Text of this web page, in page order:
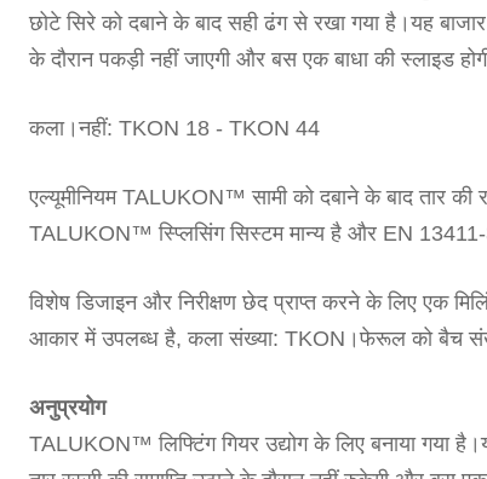
छोटे सिरे को दबाने के बाद सही ढंग से रखा गया है।यह
के दौरान पकड़ी नहीं जाएगी और बस एक बाधा की स्लाइड
कला।नहीं: TKON 18 - TKON 44
एल्यूमीनियम TALUKON™ सामी को दबाने के बाद तार
TALUKON™ स्प्लिसिंग सिस्टम मान्य है और EN
विशेष डिजाइन और निरीक्षण छेद प्राप्त करने के लिए एक
आकार में उपलब्ध है, कला संख्या: TKON।फेरूल को बैच
अनुप्रयोग
TALUKON™ लिफ्टिंग गियर उद्योग के लिए बनाया गया